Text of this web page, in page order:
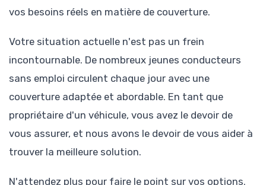
vos besoins réels en matière de couverture.
Votre situation actuelle n'est pas un frein
incontournable. De nombreux jeunes conducteurs
sans emploi circulent chaque jour avec une
couverture adaptée et abordable. En tant que
propriétaire d'un véhicule, vous avez le devoir de
vous assurer, et nous avons le devoir de vous aider à
trouver la meilleure solution.
N'attendez plus pour faire le point sur vos options.